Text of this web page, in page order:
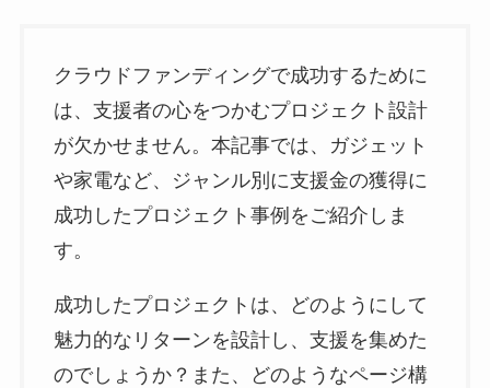
クラウドファンディングで成功するために
は、支援者の心をつかむプロジェクト設計
が欠かせません。本記事では、ガジェット
や家電など、ジャンル別に支援金の獲得に
成功したプロジェクト事例をご紹介しま
す。
成功したプロジェクトは、どのようにして
魅力的なリターンを設計し、支援を集めた
のでしょうか？また、どのようなページ構